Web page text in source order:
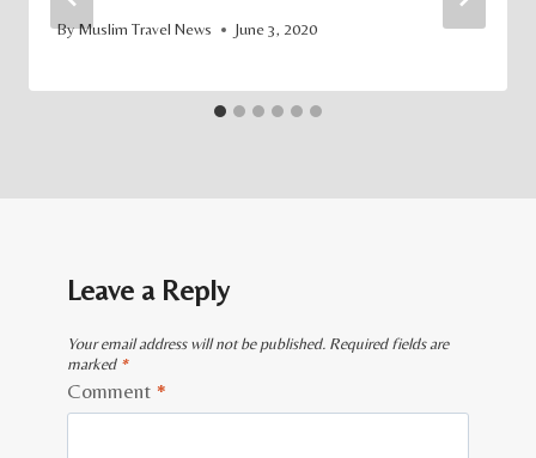
ByMuslim Travel News June 3, 2020
Leave a Reply
Your email address will not be published. Required fields are
marked *
Comment *